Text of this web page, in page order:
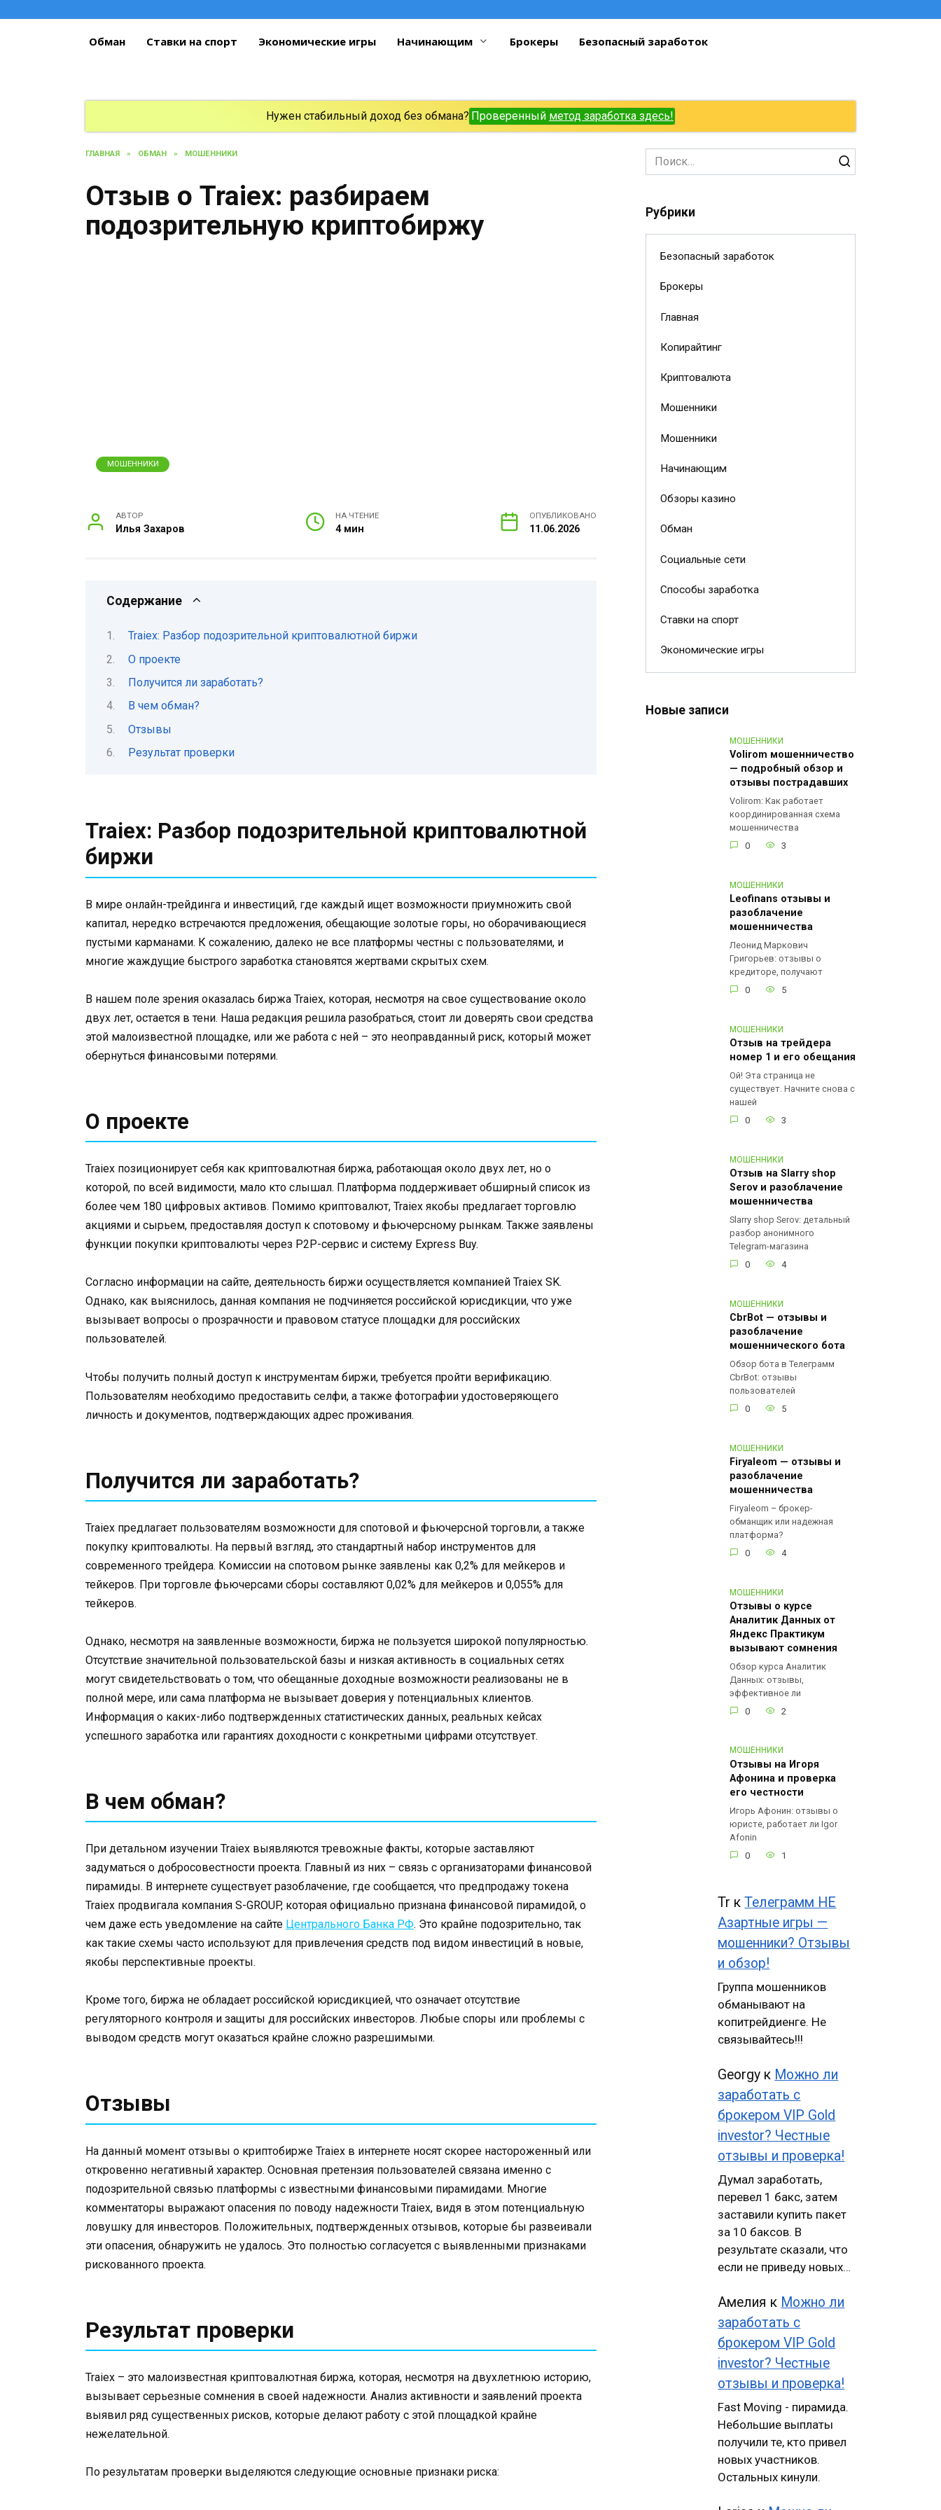
Обман Ставки на спорт Экономические игры Начинающим Брокеры Безопасный заработок
Нужен стабильный доход без обмана? Проверенный метод заработка здесь!
ГЛАВНАЯ » ОБМАН » МОШЕННИКИ
Отзыв о Traiex: разбираем
подозрительную криптобиржу
МОШЕННИКИ
АВТОР
Илья Захаров
НА ЧТЕНИЕ
4 мин
ОПУБЛИКОВАНО
11.06.2026
Содержание
Traiex: Разбор подозрительной криптовалютной биржи
О проекте
Получится ли заработать?
В чем обман?
Отзывы
Результат проверки
Traiex: Разбор подозрительной криптовалютной
биржи
В мире онлайн-трейдинга и инвестиций, где каждый ищет возможности приумножить свой
капитал, нередко встречаются предложения, обещающие золотые горы, но оборачивающиеся
пустыми карманами. К сожалению, далеко не все платформы честны с пользователями, и
многие жаждущие быстрого заработка становятся жертвами скрытых схем.
В нашем поле зрения оказалась биржа Traiex, которая, несмотря на свое существование около
двух лет, остается в тени. Наша редакция решила разобраться, стоит ли доверять свои средства
этой малоизвестной площадке, или же работа с ней – это неоправданный риск, который может
обернуться финансовыми потерями.
О проекте
Traiex позиционирует себя как криптовалютная биржа, работающая около двух лет, но о
которой, по всей видимости, мало кто слышал. Платформа поддерживает обширный список из
более чем 180 цифровых активов. Помимо криптовалют, Traiex якобы предлагает торговлю
акциями и сырьем, предоставляя доступ к спотовому и фьючерсному рынкам. Также заявлены
функции покупки криптовалюты через P2P-сервис и систему Express Buy.
Согласно информации на сайте, деятельность биржи осуществляется компанией Traiex SK.
Однако, как выяснилось, данная компания не подчиняется российской юрисдикции, что уже
вызывает вопросы о прозрачности и правовом статусе площадки для российских
пользователей.
Чтобы получить полный доступ к инструментам биржи, требуется пройти верификацию.
Пользователям необходимо предоставить селфи, а также фотографии удостоверяющего
личность и документов, подтверждающих адрес проживания.
Получится ли заработать?
Traiex предлагает пользователям возможности для спотовой и фьючерсной торговли, а также
покупку криптовалюты. На первый взгляд, это стандартный набор инструментов для
современного трейдера. Комиссии на спотовом рынке заявлены как 0,2% для мейкеров и
тейкеров. При торговле фьючерсами сборы составляют 0,02% для мейкеров и 0,055% для
тейкеров.
Однако, несмотря на заявленные возможности, биржа не пользуется широкой популярностью.
Отсутствие значительной пользовательской базы и низкая активность в социальных сетях
могут свидетельствовать о том, что обещанные доходные возможности реализованы не в
полной мере, или сама платформа не вызывает доверия у потенциальных клиентов.
Информация о каких-либо подтвержденных статистических данных, реальных кейсах
успешного заработка или гарантиях доходности с конкретными цифрами отсутствует.
В чем обман?
При детальном изучении Traiex выявляются тревожные факты, которые заставляют
задуматься о добросовестности проекта. Главный из них – связь с организаторами финансовой
пирамиды. В интернете существует разоблачение, где сообщается, что предпродажу токена
Traiex продвигала компания S-GROUP, которая официально признана финансовой пирамидой, о
чем даже есть уведомление на сайте Центрального Банка РФ. Это крайне подозрительно, так
как такие схемы часто используют для привлечения средств под видом инвестиций в новые,
якобы перспективные проекты.
Кроме того, биржа не обладает российской юрисдикцией, что означает отсутствие
регуляторного контроля и защиты для российских инвесторов. Любые споры или проблемы с
выводом средств могут оказаться крайне сложно разрешимыми.
Отзывы
На данный момент отзывы о криптобирже Traiex в интернете носят скорее настороженный или
откровенно негативный характер. Основная претензия пользователей связана именно с
подозрительной связью платформы с известными финансовыми пирамидами. Многие
комментаторы выражают опасения по поводу надежности Traiex, видя в этом потенциальную
ловушку для инвесторов. Положительных, подтвержденных отзывов, которые бы развеивали
эти опасения, обнаружить не удалось. Это полностью согласуется с выявленными признаками
рискованного проекта.
Результат проверки
Traiex – это малоизвестная криптовалютная биржа, которая, несмотря на двухлетнюю историю,
вызывает серьезные сомнения в своей надежности. Анализ активности и заявлений проекта
выявил ряд существенных рисков, которые делают работу с этой площадкой крайне
нежелательной.
По результатам проверки выделяются следующие основные признаки риска:
Search
for:
Рубрики
Безопасный заработок
Брокеры
Главная
Копирайтинг
Криптовалюта
Мошенники
Мошенники
Начинающим
Обзоры казино
Обман
Социальные сети
Способы заработка
Ставки на спорт
Экономические игры
Новые записи
МОШЕННИКИ
Volirom мошенничество
— подробный обзор и
отзывы пострадавших
Volirom: Как работает
координированная схема
мошенничества
0
3
МОШЕННИКИ
Leofinans отзывы и
разоблачение
мошенничества
Леонид Маркович
Григорьев: отзывы о
кредиторе, получают
0
5
МОШЕННИКИ
Отзыв на трейдера
номер 1 и его обещания
Ой! Эта страница не
существует. Начните снова с
нашей
0
3
МОШЕННИКИ
Отзыв на Slarry shop
Serov и разоблачение
мошенничества
Slarry shop Serov: детальный
разбор анонимного
Telegram-магазина
0
4
МОШЕННИКИ
CbrBot — отзывы и
разоблачение
мошеннического бота
Обзор бота в Телеграмм
CbrBot: отзывы
пользователей
0
5
МОШЕННИКИ
Firyaleom — отзывы и
разоблачение
мошенничества
Firyaleom – брокер-
обманщик или надежная
платформа?
0
4
МОШЕННИКИ
Отзывы о курсе
Аналитик Данных от
Яндекс Практикум
вызывают сомнения
Обзор курса Аналитик
Данных: отзывы,
эффективное ли
0
2
МОШЕННИКИ
Отзывы на Игоря
Афонина и проверка
его честности
Игорь Афонин: отзывы о
юристе, работает ли Igor
Afonin
0
1
Tr кТелеграмм НЕ
Азартные игры —
мошенники? Отзывы
и обзор!
Группа мошенников
обманывают на
копитрейдиенге. Не
связывайтесь!!!
Georgy к Можно ли
заработать с
брокером VIP Gold
investor? Честные
отзывы и проверка!
Думал заработать,
перевел 1 бакс, затем
заставили купить пакет
за 10 баксов. В
результате сказали, что
если не приведу новых…
Амелия к Можно ли
заработать с
брокером VIP Gold
investor? Честные
отзывы и проверка!
Fast Moving - пирамида.
Небольшие выплаты
получили те, кто привел
новых участников.
Остальных кинули.